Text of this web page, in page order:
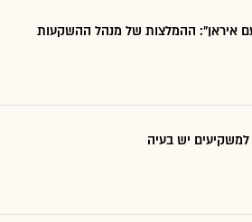
איראן": ההמלצות של מנהל ההשקעות
למשקיעים יש בעיה